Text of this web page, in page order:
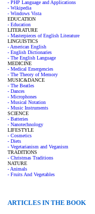
- PHP Language and Applications
- Wikipedia
- Windows Vista
EDUCATION
- Education
LITERATURE
- Masterpieces of English Literature
LINGUISTICS
- American English
- English Dictionaries
- The English Language
MEDICINE
- Medical Emergencies
- The Theory of Memory
MUSIC&DANCE
- The Beatles
- Dances
- Microphones
- Musical Notation
- Music Instruments
SCIENCE
- Batteries
- Nanotechnology
LIFESTYLE
- Cosmetics
- Diets
- Vegetarianism and Veganism
TRADITIONS
- Christmas Traditions
NATURE
- Animals
- Fruits And Vegetables
ARTICLES IN THE BOOK